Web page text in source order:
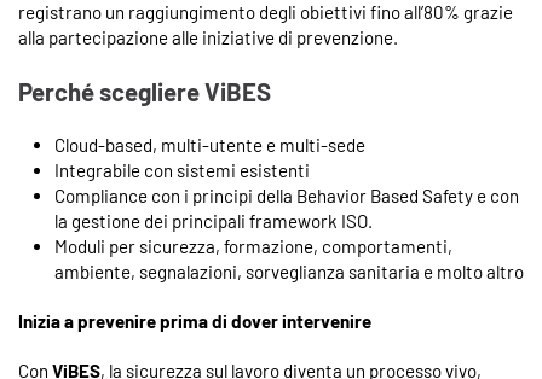
registrano un raggiungimento degli obiettivi fino all’80% grazie
alla partecipazione alle iniziative di prevenzione.
Perché scegliere ViBES
Cloud-based, multi-utente e multi-sede
Integrabile con sistemi esistenti
Compliance con i principi della Behavior Based Safety e con
la gestione dei principali framework ISO.
Moduli per sicurezza, formazione, comportamenti,
ambiente, segnalazioni, sorveglianza sanitaria e molto altro
Inizia a prevenire prima di dover intervenire
Con ViBES, la sicurezza sul lavoro diventa un processo vivo,